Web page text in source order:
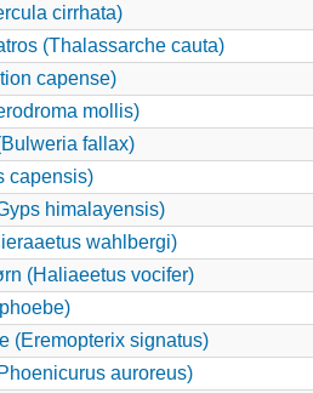
cirrhata)
(Thalassarche cauta)
capense)
mollis)
fallax)
capensis)
himalayensis)
wahlbergi)
(Haliaeetus vocifer)
(Eremopterix signatus)
auroreus)